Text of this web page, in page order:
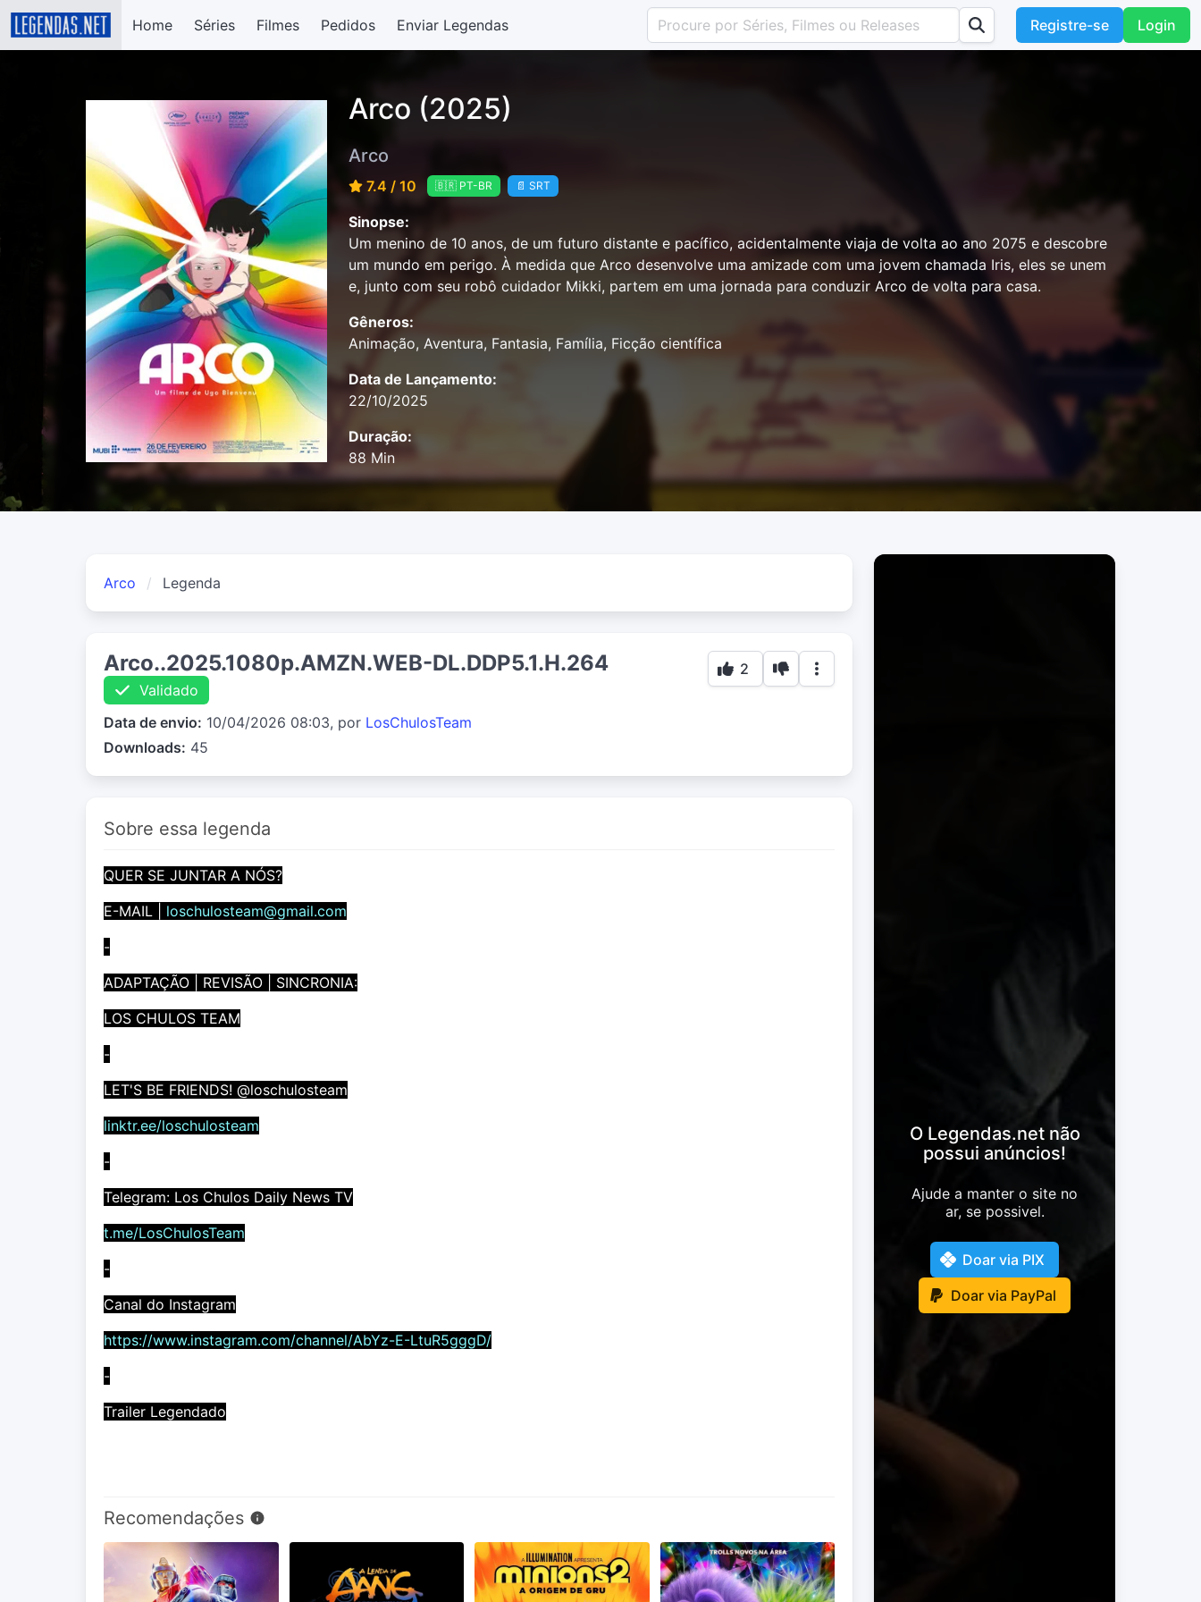
Home Séries Filmes Pedidos Enviar Legendas Registre-se Login
Arco (2025)
Arco
7.4 / 10 🇧🇷 PT-BR 📄 SRT
Sinopse:
Um menino de 10 anos, de um futuro distante e pacífico, acidentalmente viaja de volta ao ano 2075 e descobre
um mundo em perigo. À medida que Arco desenvolve uma amizade com uma jovem chamada Iris, eles se unem
e, junto com seu robô cuidador Mikki, partem em uma jornada para conduzir Arco de volta para casa.
Gêneros:
Animação, Aventura, Fantasia, Família, Ficção científica
Data de Lançamento:
22/10/2025
Duração:
88 Min
Arco Legenda
Arco..2025.1080p.AMZN.WEB-DL.DDP5.1.H.264
Validado
Data de envio: 10/04/2026 08:03, por LosChulosTeam
Downloads: 45
2
Sobre essa legenda
QUER SE JUNTAR A NÓS?
E-MAIL | loschulosteam@gmail.com
-
ADAPTAÇÃO | REVISÃO | SINCRONIA:
LOS CHULOS TEAM
-
LET'S BE FRIENDS! @loschulosteam
linktr.ee/loschulosteam
-
Telegram: Los Chulos Daily News TV
t.me/LosChulosTeam
-
Canal do Instagram
https://www.instagram.com/channel/AbYz-E-LtuR5gggD/
-
Trailer Legendado
Recomendações
O Legendas.net não
possui anúncios!
Ajude a manter o site no
ar, se possivel.
Doar via PIX
Doar via PayPal